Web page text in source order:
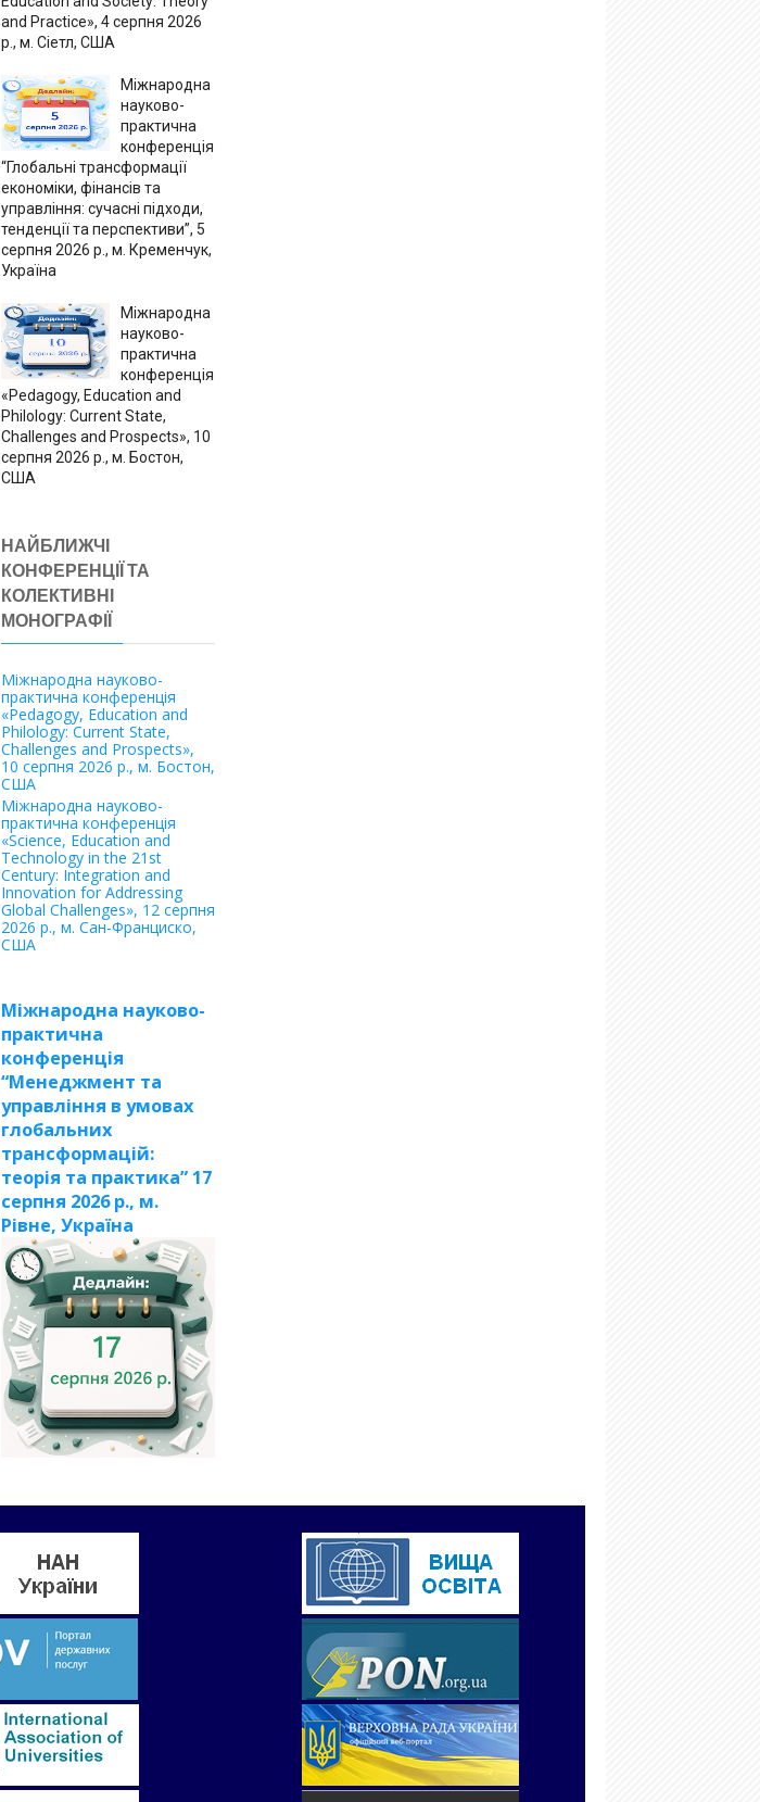
and Practice», 4 серпня 2026
р., м. Сіетл, США
Міжнародна
науково-
практична
конференція
“Глобальні трансформації
економіки, фінансів та
управління: сучасні підходи,
тенденції та перспективи”, 5
серпня 2026 р., м. Кременчук,
Україна
Міжнародна
науково-
практична
конференція
«Pedagogy, Education and
Philology: Current State,
Challenges and Prospects», 10
серпня 2026 р., м. Бостон,
США
НАЙБЛИЖЧІ
КОНФЕРЕНЦІЇ ТА
КОЛЕКТИВНІ
МОНОГРАФІЇ
Міжнародна науково-
практична конференція
«Pedagogy, Education and
Philology: Current State,
Challenges and Prospects»,
10 серпня 2026 р., м. Бостон,
США
Міжнародна науково-
практична конференція
«Science, Education and
Technology in the 21st
Century: Integration and
Innovation for Addressing
Global Challenges», 12 серпня
2026 р., м. Сан-Франциско,
США
Міжнародна науково-
практична
конференція
“Менеджмент та
управління в умовах
глобальних
трансформацій:
теорія та практика” 17
серпня 2026 р., м.
Рівне, Україна